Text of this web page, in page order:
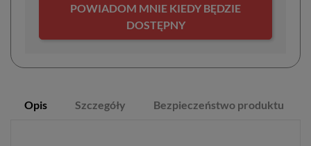
POWIADOM MNIE KIEDY BĘDZIE
DOSTĘPNY
Opis Szczegóły Bezpieczeństwo produktu